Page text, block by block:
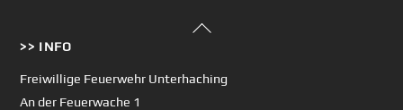
Back
>> INFO
Freiwillige Feuerwehr Unterhaching
An der Feuerwache 1